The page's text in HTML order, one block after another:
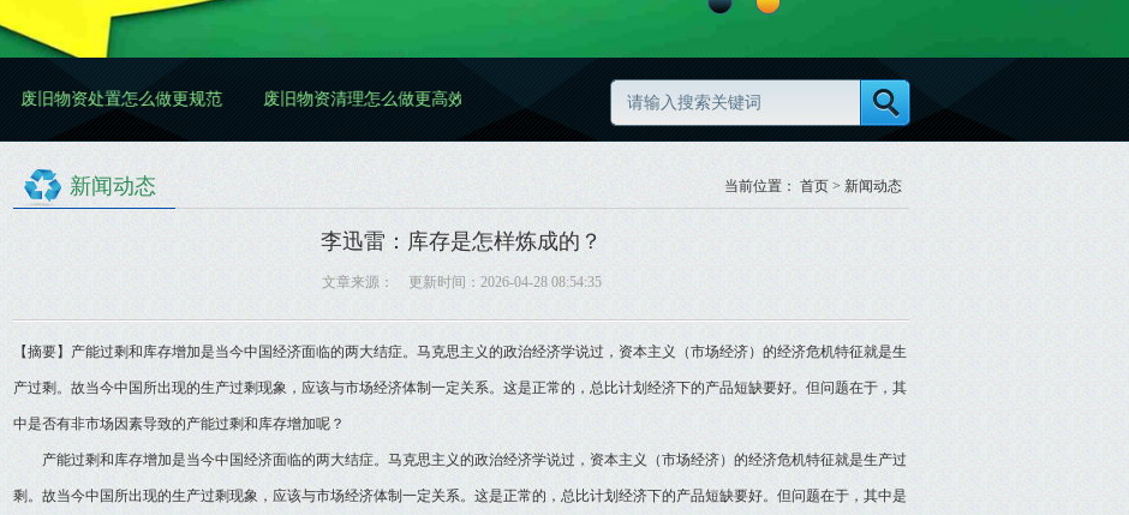
处置怎么做更规范 废旧物资清理怎么做更高效更规范 废旧物资分类怎么做更规范
新闻动态 当前位置： 首页 > 新闻动态
李迅雷：库存是怎样炼成的？
文章来源： 更新时间：2026-04-28 08:54:35
【摘要】产能过剩和库存增加是当今中国经济面临的两大结症。马克思主义的政治经济学说过，资本主义（市场经济）的经济危机特征就是生
产过剩。故当今中国所出现的生产过剩现象，应该与市场经济体制一定关系。这是正常的，总比计划经济下的产品短缺要好。但问题在于，其
中是否有非市场因素导致的产能过剩和库存增加呢？
产能过剩和库存增加是当今中国经济面临的两大结症。马克思主义的政治经济学说过，资本主义（市场经济）的经济危机特征就是生产过
剩。故当今中国所出现的生产过剩现象，应该与市场经济体制一定关系。这是正常的，总比计划经济下的产品短缺要好。但问题在于，其中是